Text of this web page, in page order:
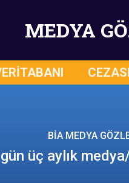
MEDYA
BİA MEDYA
üç aylık